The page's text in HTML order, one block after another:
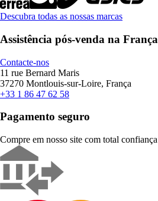
Descubra todas as nossas marcas
Assistência pós-venda na França
Contacte-nos
11 rue Bernard Maris
37270 Montlouis-sur-Loire, França
+33 1 86 47 62 58
Pagamento seguro
Compre em nosso site com total confiança